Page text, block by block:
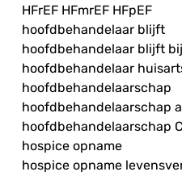
HFrEF HFmrEF HFpEF
hoofdbehandelaar blijft
hoofdbehandelaar blijft
hoofdbehandelaar
hoofdbehandelaarschap
hoofdbehandelaarschap
hoofdbehandelaarschap
hospice opname
hospice opname